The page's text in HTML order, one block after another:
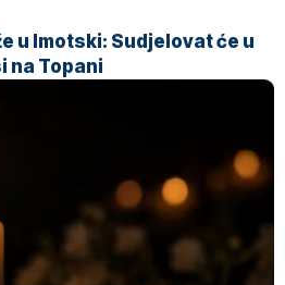
u Imotski: Sudjelovat će u
na Topani